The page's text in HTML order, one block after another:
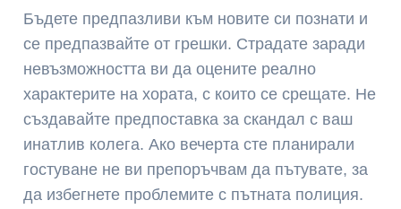
Бъдете предпазливи към новите си познати и
се предпазвайте от грешки. Страдате заради
невъзможността ви да оцените реално
характерите на хората, с които се срещате. Не
създавайте предпоставка за скандал с ваш
инатлив колега. Ако вечерта сте планирали
гостуване не ви препоръчвам да пътувате, за
да избегнете проблемите с пътната полиция.